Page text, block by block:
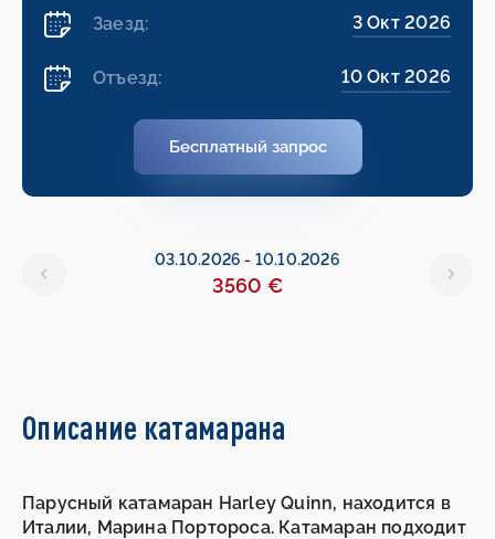
Заезд: 3 Окт 2026
Отъезд: 10 Окт 2026
Бесплатный запрос
03.10.2026 - 10.10.2026
3560 €
Описание катамарана
Парусный катамаран Harley Quinn, находится в
Италии, Марина Портороса. Катамаран подходит